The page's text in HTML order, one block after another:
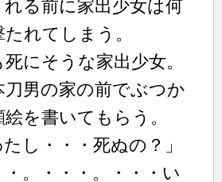
る前に家出少女は何
れてしまう。
にそうな家出少女。
刀男の家の前でぶつか
を書いてもらう。
し・・・死ぬの？」
。・・・。・・・い